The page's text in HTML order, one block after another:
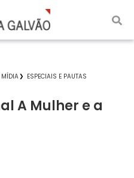
MÍDIA ESPECIAIS E PAUTAS
A Mulher e a